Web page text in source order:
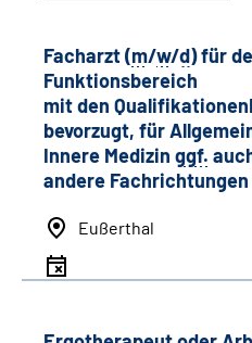
Facharzt (m/w/d) für
Funktionsbereich
mit den
bevorzugt, für
Innere Medizin ggf.
andere Fachrichtungen
Eußerthal